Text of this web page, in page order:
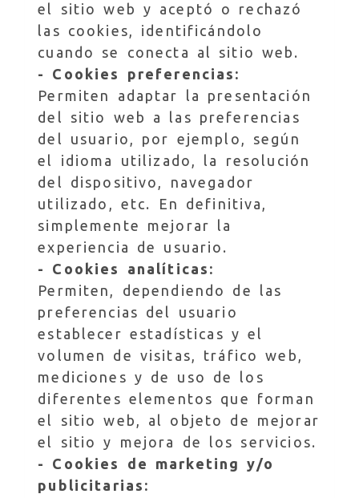
el sitio web y aceptó o rechazó
las cookies, identificándolo
cuando se conecta al sitio web.
- Cookies preferencias:
Permiten adaptar la presentación
del sitio web a las preferencias
del usuario, por ejemplo, según
el idioma utilizado, la resolución
del dispositivo, navegador
utilizado, etc. En definitiva,
simplemente mejorar la
experiencia de usuario.
- Cookies analíticas:
Permiten, dependiendo de las
preferencias del usuario
establecer estadísticas y el
volumen de visitas, tráfico web,
mediciones y de uso de los
diferentes elementos que forman
el sitio web, al objeto de mejorar
el sitio y mejora de los servicios.
- Cookies de marketing y/o
publicitarias: